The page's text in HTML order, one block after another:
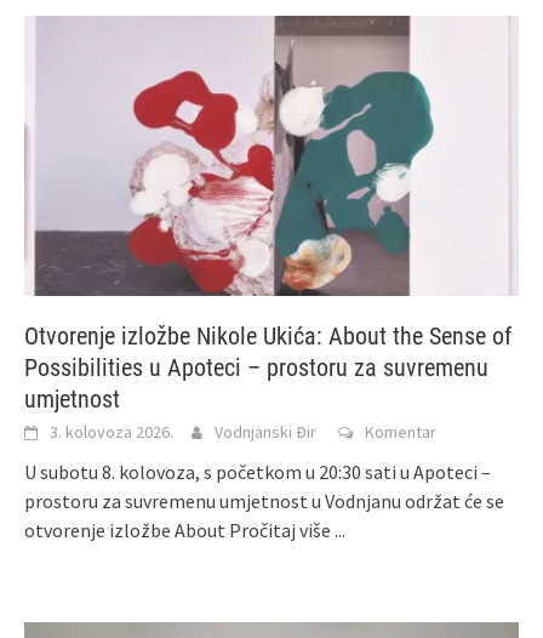
Otvorenje izložbe Nikole Ukića: About the Sense of
Possibilities u Apoteci – prostoru za suvremenu
umjetnost
3. kolovoza 2026. Vodnjanski Đir Komentar
U subotu 8. kolovoza, s početkom u 20:30 sati u Apoteci –
prostoru za suvremenu umjetnost u Vodnjanu održat će se
otvorenje izložbe About Pročitaj više ...